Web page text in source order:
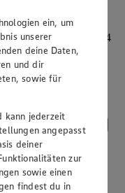
3 von 5 Sternen
4
ein, um
unserer
deine Daten,
und dir
sowie für
kann jederzeit
angepasst
deiner
zur
sowie einen
findest du in